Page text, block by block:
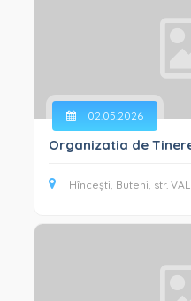
02.05.2026
Organizatia de
Hîncești, Buteni, str.